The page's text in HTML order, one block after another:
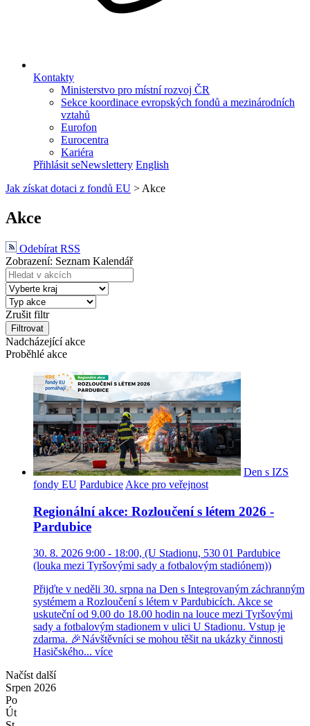
Kontakty
Ministerstvo pro místní rozvoj ČR
Sekce koordinace evropských fondů a mezinárodních
vztahů
Eurofon
Eurocentra
Kariéra
Přihlásit seNewslettery English
Jak získat dotaci z fondů EU > Akce
Akce
Odebírat RSS
Zobrazení: Seznam Kalendář
Zrušit filtr
Filtrovat
Nadcházející akce
Proběhlé akce
Den s IZS
fondy EU Pardubice Akce pro veřejnost
Regionální akce: Rozloučení s létem 2026 -
Pardubice
30. 8. 2026 9:00 - 18:00, (U Stadionu, 530 01 Pardubice
(louka mezi Tyršovými sady a fotbalovým stadiónem))
Přijďte v neděli 30. srpna na Den s Integrovaným záchranným
systémem a Rozloučení s létem v Pardubicích. Akce se
uskuteční od 9.00 do 18.00 hodin na louce mezi Tyršovými
sady a fotbalovým stadionem v ulici U Stadionu. Vstup je
zdarma. 🎉Návštěvníci se mohou těšit na ukázky činnosti
Hasičského... více
Načíst další
Srpen 2026
Po
Út